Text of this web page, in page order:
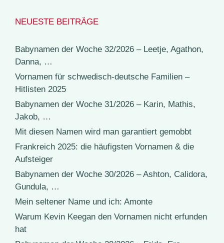
NEUESTE BEITRÄGE
Babynamen der Woche 32/2026 – Leetje, Agathon,
Danna, …
Vornamen für schwedisch-deutsche Familien –
Hitlisten 2025
Babynamen der Woche 31/2026 – Karin, Mathis,
Jakob, …
Mit diesen Namen wird man garantiert gemobbt
Frankreich 2025: die häufigsten Vornamen & die
Aufsteiger
Babynamen der Woche 30/2026 – Ashton, Calidora,
Gundula, …
Mein seltener Name und ich: Amonte
Warum Kevin Keegan den Vornamen nicht erfunden
hat